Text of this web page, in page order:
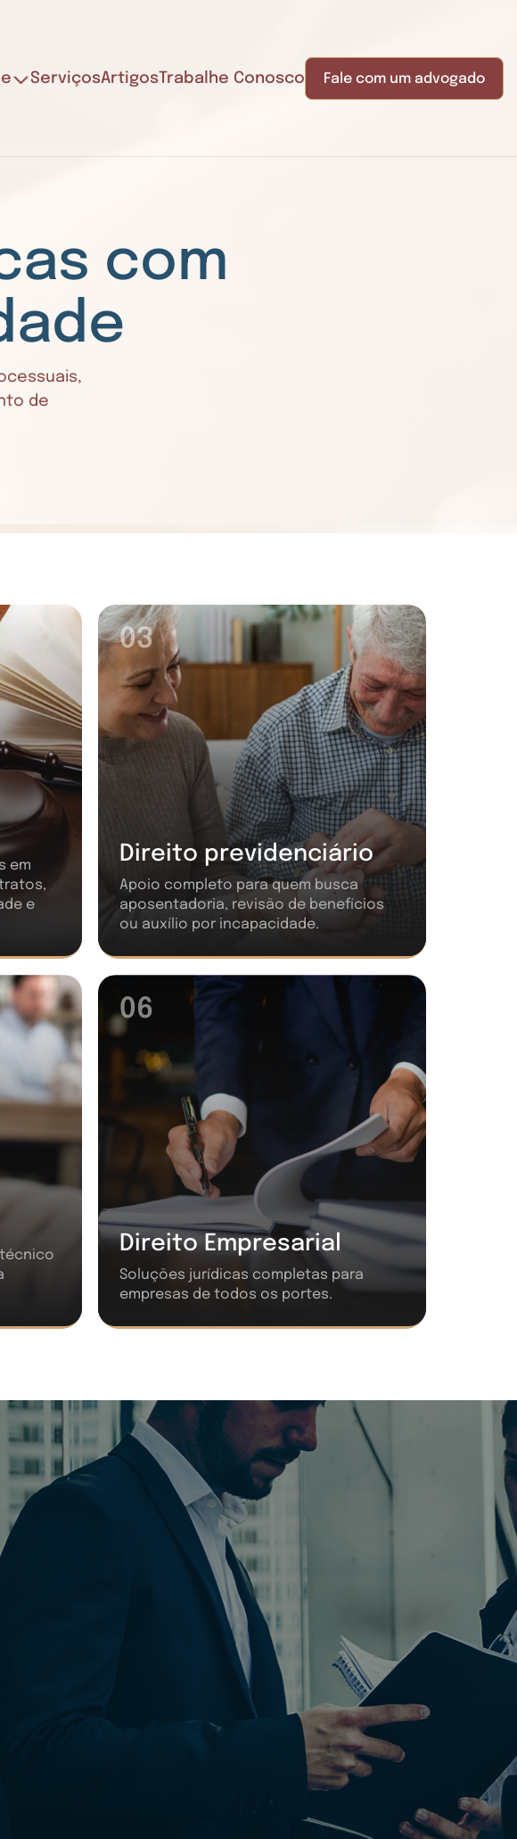
ServiçosArtigosTrabalhe Conosco Fale com um advogado
com
de
em
e
Direito previdenciário
Apoio completo para quem busca
aposentadoria, revisão de benefícios
ou auxílio por incapacidade.
Direito Empresarial
Soluções jurídicas completas para
empresas de todos os portes.